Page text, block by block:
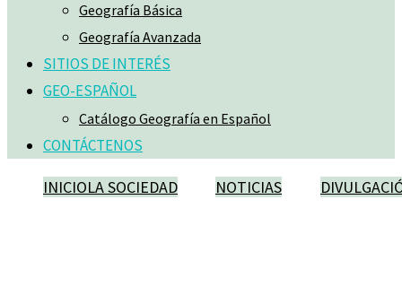
Geografía Básica
Geografía Avanzada
SITIOS DE INTERÉS
GEO-ESPAÑOL
Catálogo Geografía en Español
CONTÁCTENOS
INICIOLA SOCIEDAD NOTICIAS